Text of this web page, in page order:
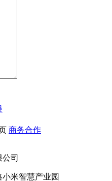
商务合作
司
米智慧产业园